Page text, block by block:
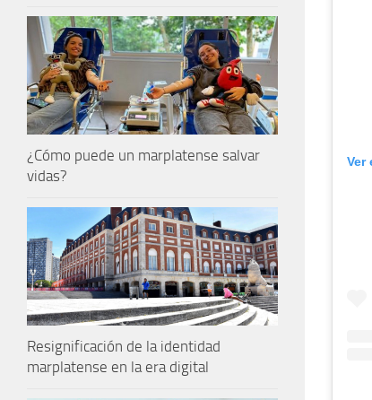
Ver
¿Cómo puede un marplatense salvar
vidas?
Resignificación de la identidad
marplatense en la era digital